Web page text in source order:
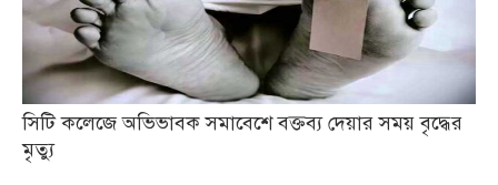
সিটি কলেজে অভিভাবক সমাবেশে বক্তব্য দেয়ার সময় বৃদ্ধের
মৃত্যু